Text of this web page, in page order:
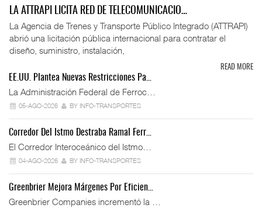
LA ATTRAPI LICITA RED DE TELECOMUNICACIO…
La Agencia de Trenes y Transporte Público Integrado (ATTRAPI)
abrió una licitación pública internacional para contratar el
diseño, suministro, instalación,
READ MORE
EE.UU. Plantea Nuevas Restricciones Pa…
La Administración Federal de Ferroc…
05-AGO-2026 BY INFO-TRANSPORTES
Corredor Del Istmo Destraba Ramal Ferr…
El Corredor Interoceánico del Istmo…
04-AGO-2026 BY INFO-TRANSPORTES
Greenbrier Mejora Márgenes Por Eficien…
Greenbrier Companies incrementó la …